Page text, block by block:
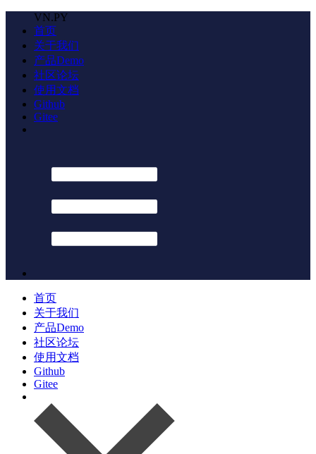
VN.PY
首页
关于我们
产品Demo
社区论坛
使用文档
Github
Gitee
首页
关于我们
产品Demo
社区论坛
使用文档
Github
Gitee